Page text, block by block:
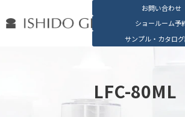
お問い合わせ
ショールーム予
サンプル・カタロ
石堂硝子の特長
LFC-80ML